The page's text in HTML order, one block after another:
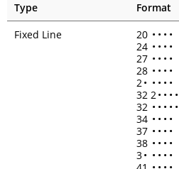
Type
Format
Fixed Line
20 • • • •
24 • • • •
27 • • • •
28 • • • •
2• • • • •
32 2• • • •
32 • • • • •
34 • • • •
37 • • • •
38 • • • •
3• • • • •